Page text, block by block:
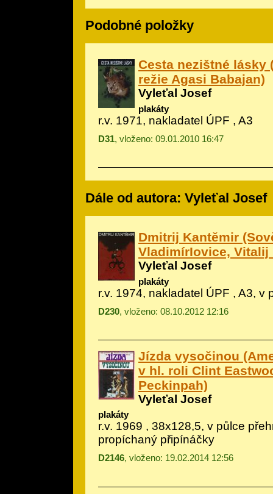
Podobné položky
Cesta nezištné lásky
režie Agasi Babajan)
Vyleťal Josef
plakáty
r.v. 1971, nakladatel ÚPF , A3
D31, vloženo: 09.01.2010 16:47
Dále od autora: Vyleťal Josef
Dmitrij Kantěmir
VladimírIovice, Vitalij
Vyleťal Josef
plakáty
r.v. 1974, nakladatel ÚPF , A3, v
D230, vloženo: 08.10.2012 12:16
Jízda vysočinou
v hl. roli Clint
Peckinpah)
Vyleťal Josef
plakáty
r.v. 1969 , 38x128,5, v půlce
propíchaný připínáčky
D2146, vloženo: 19.02.2014 12:56